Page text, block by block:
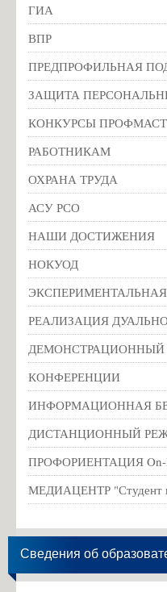
ГИА
ВПР
ПРЕДПРОФИЛЬНАЯ
ЗАЩИТА
КОНКУРСЫ
РАБОТНИКАМ
ОХРАНА ТРУДА
АСУ РСО
НАШИ ДОСТИЖЕНИЯ
НОКУОД
РЕАЛИЗАЦИЯ
ДЕМОНСТРАЦИОННЫЙ
КОНФЕРЕНЦИИ
ИНФОРМАЦИОННАЯ
ДИСТАНЦИОННЫЙ
ПРОФОРИЕНТАЦИЯ On-
МЕДИАЦЕНТР "Студент
Сведения об